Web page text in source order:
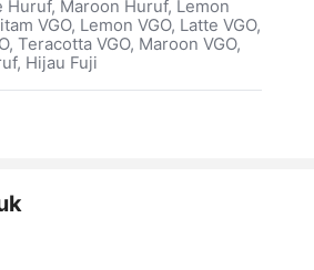
Huruf, Maroon Huruf, Lemon
VGO, Lemon VGO, Latte VGO,
Teracotta VGO, Maroon VGO,
Hijau Fuji